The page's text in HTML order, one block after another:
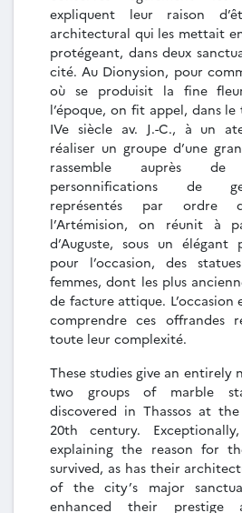
expliquent leur raison
architectural qui les mettait
protégeant, dans deux
cité. Au Dionysion, pour
où se produisit la fine
l’époque, on fit appel, dans
IVe siècle av. J.-C., à un
réaliser un groupe d’une
rassemble auprès
personnifications de
représentés par ordre
l’Artémision, on réunit à
d’Auguste, sous un
pour l’occasion, des
femmes, dont les plus
de facture attique. L’occasion
comprendre ces offrandes
toute leur complexité.
These studies give an entirely
two groups of marble
discovered in Thassos at
20th century.
explaining the reason for
survived, as has their
of the city’s major
enhanced their